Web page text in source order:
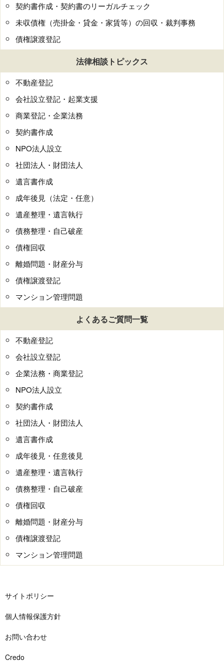
契約書作成・契約書のリーガルチェック
未収債権（売掛金・貸金・家賃等）の回収・裁判事務
債権譲渡登記
法律相談トピックス
不動産登記
会社設立登記・起業支援
商業登記・企業法務
契約書作成
NPO法人設立
社団法人・財団法人
遺言書作成
成年後見（法定・任意）
遺産整理・遺言執行
債務整理・自己破産
債権回収
離婚問題・財産分与
債権譲渡登記
マンション管理問題
よくあるご質問一覧
不動産登記
会社設立登記
企業法務・商業登記
NPO法人設立
契約書作成
社団法人・財団法人
遺言書作成
成年後見・任意後見
遺産整理・遺言執行
債務整理・自己破産
債権回収
離婚問題・財産分与
債権譲渡登記
マンション管理問題
サイトポリシー
個人情報保護方針
お問い合わせ
Credo